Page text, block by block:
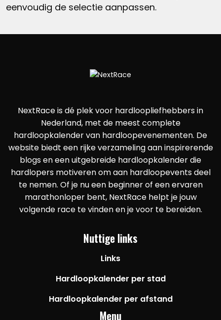
eenvoudig de selectie aanpassen.
NextRace is dé plek voor hardloopliefhebbers in
Nederland, met de meest complete
hardloopkalender van hardloopevenementen. De
website biedt een rijke verzameling aan inspirerende
blogs en een uitgebreide hardloopkalender die
hardlopers motiveren om aan hardloopevents deel
te nemen. Of je nu een beginner of een ervaren
marathonloper bent, NextRace helpt je jouw
volgende race te vinden en je voor te bereiden.
Nuttige links
Links
Hardloopkalender per stad
Hardloopkalender per afstand
Menu